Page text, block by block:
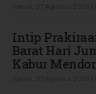
Intip
Barat Hari
Kabur